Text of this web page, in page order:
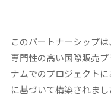
このパートナーシップ
専門性の高い国際販売
ナムでのプロジェクト
に基づいて構築されまし